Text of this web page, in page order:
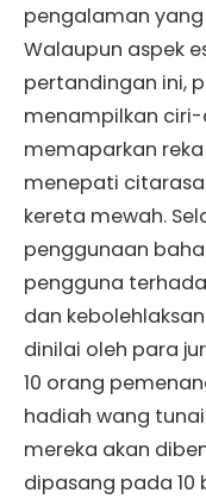
pengalaman
Walaupun aspek
pertandingan ini,
menampilkan
memaparkan
menepati
kereta mewah.
penggunaan
pengguna
dan
dinilai oleh para
10 orang
hadiah wang
mereka akan
dipasang pada 10